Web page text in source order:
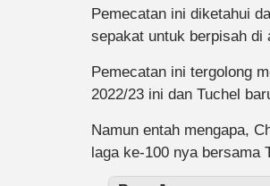
Pemecatan ini diketahui
sepakat untuk berpisah di
Pemecatan ini tergolong
2022/23 ini dan Tuchel
Namun entah mengapa,
laga ke-100 nya bersama